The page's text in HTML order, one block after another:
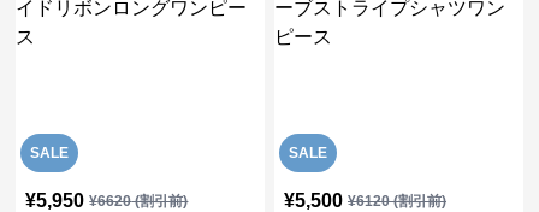
SALE
¥5,950 ¥6620(割引前)
SALE
¥5,500 ¥6120(割引前)